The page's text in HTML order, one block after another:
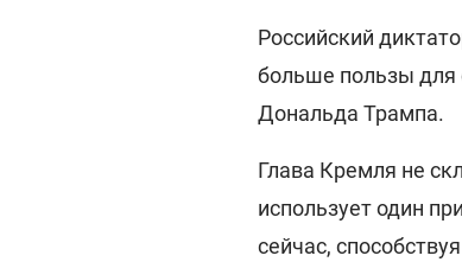
Российский
больше пользы для
Дональда Трампа.
Глава Кремля не
использует один
сейчас,